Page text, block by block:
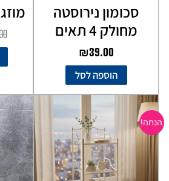
סכומון נירוסטה
מחולק 4 תאים
₪39.00
הוספה לסל
הנחה!
המקורי
היה:
₪149.00.
המחיר
הנוכחי
הוא:
₪99.00.